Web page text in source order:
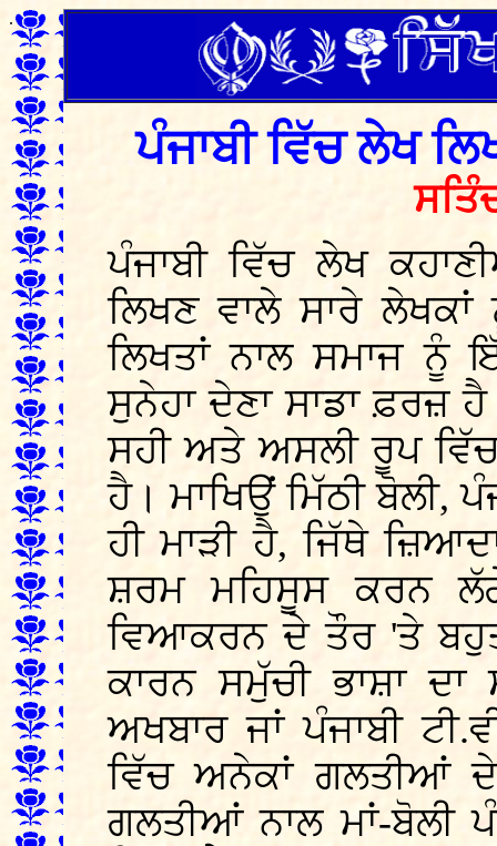
.
ਪੰਜਾਬੀ ਵਿੱਚ ਲੇਖ
ਪੰਜਾਬੀ ਵਿੱਚ ਲੇਖ
ਲਿਖਣ ਵਾਲੇ ਸਾਰੇ
ਲਿਖਤਾਂ ਨਾਲ ਸਮਾਜ
ਸੁਨੇਹਾ ਦੇਣਾ ਸਾਡਾ ਫ਼ਰਜ਼
ਸਹੀ ਅਤੇ ਅਸਲੀ ਰੂਪ
ਹੈ। ਮਾਖਿਉਂ ਮਿੱਠੀ ਬੋਲੀ,
ਹੀ ਮਾੜੀ ਹੈ, ਜਿੱਥੇ
ਸ਼ਰਮ ਮਹਿਸੂਸ ਕਰਨ
ਵਿਆਕਰਨ ਦੇ ਤੌਰ 'ਤੇ
ਕਾਰਨ ਸਮੁੱਚੀ ਭਾਸ਼ਾ
ਅਖਬਾਰ ਜਾਂ ਪੰਜਾਬੀ
ਵਿੱਚ ਅਨੇਕਾਂ ਗਲਤੀਆਂ
ਗਲਤੀਆਂ ਨਾਲ ਮਾਂ-ਬੋਲੀ